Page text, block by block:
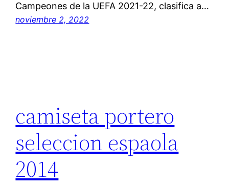
Campeones de la UEFA 2021-22, clasifica a…
noviembre 2, 2022
camiseta portero
seleccion espaola
2014